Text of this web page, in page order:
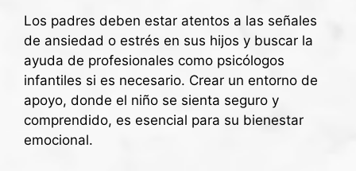
Los padres deben estar atentos a las señales
de ansiedad o estrés en sus hijos y buscar la
ayuda de profesionales como psicólogos
infantiles si es necesario. Crear un entorno de
apoyo, donde el niño se sienta seguro y
comprendido, es esencial para su bienestar
emocional.